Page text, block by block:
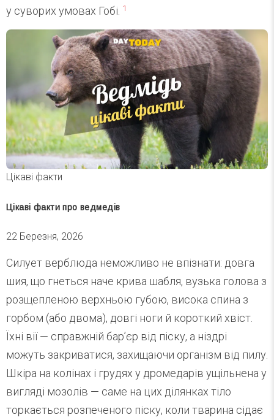
у суворих умовах Гобі. 1
Цікаві факти
Цікаві факти про ведмедів
22 Березня, 2026
Силует верблюда неможливо не впізнати: довга
шия, що гнеться наче крива шабля, вузька голова з
розщепленою верхньою губою, висока спина з
горбом (або двома), довгі ноги й короткий хвіст.
Їхні вії — справжній бар’єр від піску, а ніздрі
можуть закриватися, захищаючи організм від пилу.
Шкіра на колінах і грудях у дромедарів ущільнена у
вигляді мозолів — саме на цих ділянках тіло
торкається розпеченого піску, коли тварина сідає